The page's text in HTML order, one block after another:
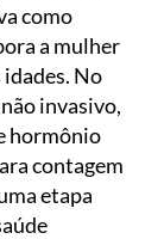
como
a mulher
No
invasivo,
hormônio
contagem
etapa